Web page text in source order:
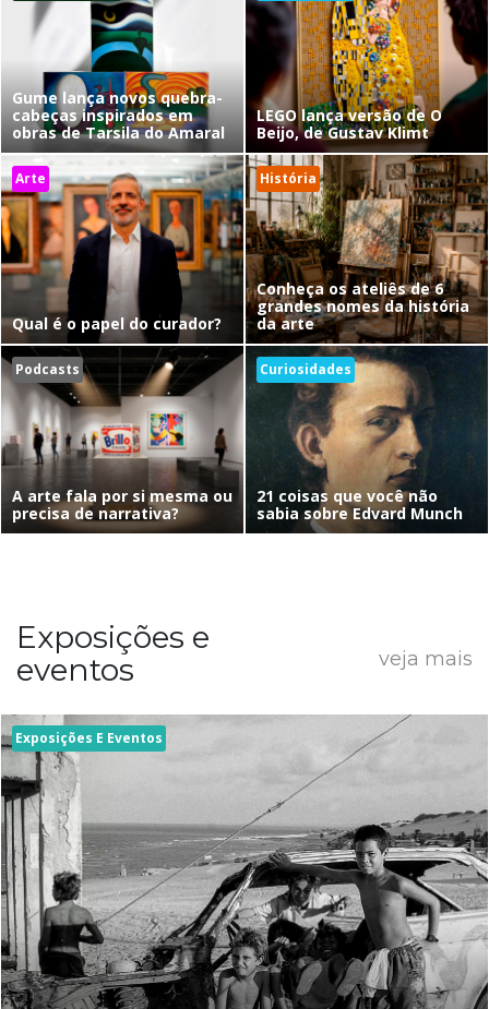
Gume lança novos quebra-
cabeças inspirados em
obras de Tarsila do Amaral
LEGO lança versão de O
Beijo, de Gustav Klimt
Arte
Qual é o papel do curador?
História
Conheça os ateliês de 6
grandes nomes da história
da arte
Podcasts
A arte fala por si mesma ou
precisa de narrativa?
Curiosidades
21 coisas que você não
sabia sobre Edvard Munch
Exposições e
eventos
veja mais
Exposições E Eventos